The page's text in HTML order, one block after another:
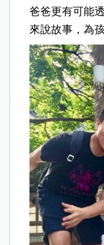
爸爸更有可能
來說故事，為